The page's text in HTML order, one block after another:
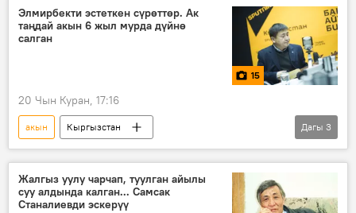
жазуучу
эскерүү жоктоо
Элмирбекти эстеткен сүрөттөр. Ак
таңдай акын 6 жыл мурда дүйнө
салган
15
20 Чын Куран, 17:16
акын
Кыргызстан
Элмирбек Иманалиев
талант
эскерүү
Сүрөт түрмөк
Дагы 3
Жалгыз уулу чарчап, туулган айылы
суу алдында калган... Самсак
Станалиевди эскерүү